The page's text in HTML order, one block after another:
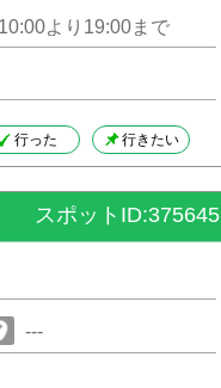
より19:00まで
行った 行きたい
スポットID:375645
---